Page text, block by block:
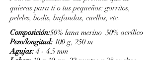
quieras para ti o tus pequeños: gorritos,
peleles, bodis, bufandas, cuellos, etc.
Composición:50% lana merino 50% acrílico
Peso/longitud: 100 g, 250 m
Agujas:4 - 4.5 mm